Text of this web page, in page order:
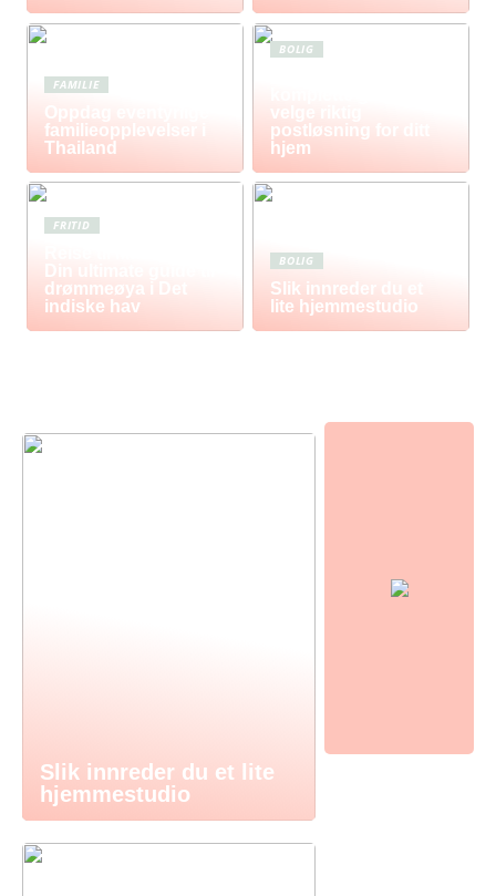
FAMILIE
Oppdag eventyrlige
familieopplevelser i
Thailand
BOLIG
velge riktig
postløsning for ditt
hjem
FRITID
Din ultimate guide til
drømmeøya i Det
indiske hav
BOLIG
Slik innreder du et
lite hjemmestudio
Slik innreder du et lite
hjemmestudio